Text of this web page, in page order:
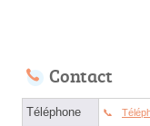
Contact
Téléphone